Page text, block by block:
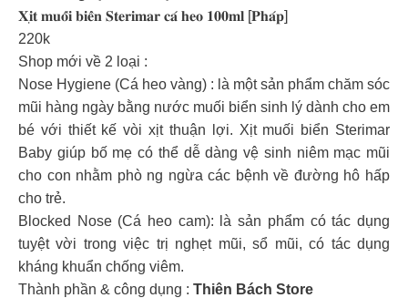
𝐗𝐢̣𝐭 𝐦𝐮𝐨̂́𝐢 𝐛𝐢𝐞̂̉𝐧 𝐒𝐭𝐞𝐫𝐢𝐦𝐚𝐫 𝐜𝐚́ 𝐡𝐞𝐨 𝟏𝟎𝟎𝐦𝐥 [𝐏𝐡𝐚́𝐩]
220k
Shop mới về 2 loại :
Nose Hygiene (Cá heo vàng) : là một sản phẩm chăm sóc
mũi hàng ngày bằng nước muối biển sinh lý dành cho em
bé với thiết kế vòi xịt thuận lợi. Xịt muối biển Sterimar
Baby giúp bố mẹ có thể dễ dàng vệ sinh niêm mạc mũi
cho con nhằm phò ng ngừa các bệnh về đường hô hấp
cho trẻ.
Blocked Nose (Cá heo cam): là sản phẩm có tác dụng
tuyệt vời trong việc trị nghẹt mũi, sổ mũi, có tác dụng
kháng khuẩn chống viêm.
Thành phần & công dụng : Thiên Bách Store